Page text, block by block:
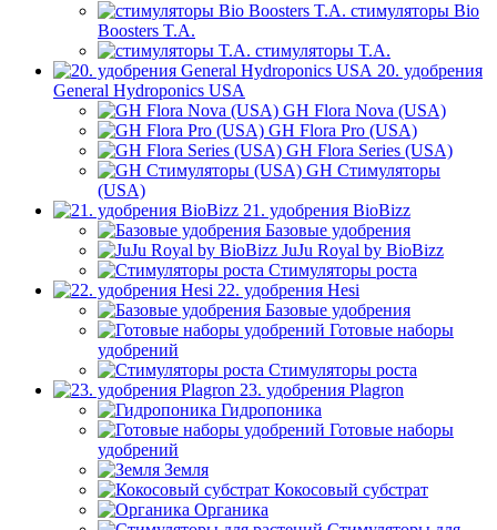
стимуляторы Bio
Boosters T.A.
стимуляторы T.A.
20. удобрения
General Hydroponics USA
GH Flora Nova (USA)
GH Flora Pro (USA)
GH Flora Series (USA)
GH Стимуляторы
(USA)
21. удобрения BioBizz
Базовые удобрения
JuJu Royal by BioBizz
Стимуляторы роста
22. удобрения Hesi
Базовые удобрения
Готовые наборы
удобрений
Стимуляторы роста
23. удобрения Plagron
Гидропоника
Готовые наборы
удобрений
Земля
Кокосовый субстрат
Органика